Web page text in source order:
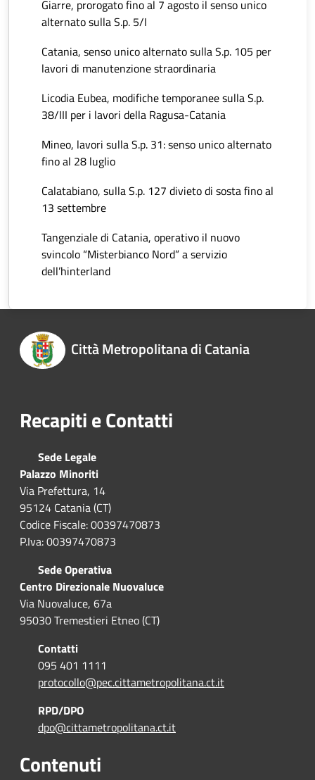
Giarre, prorogato fino al 7 agosto il senso unico
alternato sulla S.p. 5/I
Catania, senso unico alternato sulla S.p. 105 per
lavori di manutenzione straordinaria
Licodia Eubea, modifiche temporanee sulla S.p.
38/III per i lavori della Ragusa-Catania
Mineo, lavori sulla S.p. 31: senso unico alternato
fino al 28 luglio
Calatabiano, sulla S.p. 127 divieto di sosta fino al
13 settembre
Tangenziale di Catania, operativo il nuovo
svincolo “Misterbianco Nord” a servizio
dell’hinterland
Città Metropolitana di Catania
Recapiti e Contatti
Sede Legale
Palazzo Minoriti
Via Prefettura, 14
95124 Catania (CT)
Codice Fiscale: 00397470873
P.Iva: 00397470873
Sede Operativa
Centro Direzionale Nuovaluce
Via Nuovaluce, 67a
95030 Tremestieri Etneo (CT)
Contatti
095 401 1111
protocollo@pec.cittametropolitana.ct.it
RPD/DPO
dpo@cittametropolitana.ct.it
Contenuti